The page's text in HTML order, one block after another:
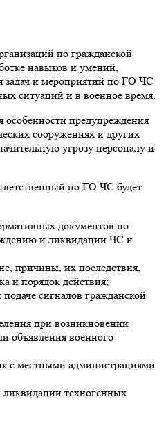
по гражданской
навыков и умений,
задач и мероприятий по ГО ЧС
ситуаций и в военное время.
особенности предупреждения
сооружениях и других
угрозу персоналу и
по ГО ЧС будет
документов по
и ликвидации ЧС и
причины, их последствия,
и порядок действия;
сигналов гражданской
при возникновении
объявления военного
с местными администрациями
ликвидации техногенных